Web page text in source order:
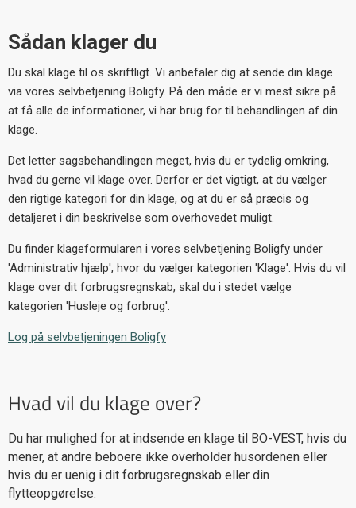
Sådan klager du
Du skal klage til os skriftligt. Vi anbefaler dig at sende din klage
via vores selvbetjening Boligfy. På den måde er vi mest sikre på
at få alle de informationer, vi har brug for til behandlingen af din
klage.
Det letter sagsbehandlingen meget, hvis du er tydelig omkring,
hvad du gerne vil klage over. Derfor er det vigtigt, at du vælger
den rigtige kategori for din klage, og at du er så præcis og
detaljeret i din beskrivelse som overhovedet muligt.
Du finder klageformularen i vores selvbetjening Boligfy under
'Administrativ hjælp', hvor du vælger kategorien 'Klage'. Hvis du vil
klage over dit forbrugsregnskab, skal du i stedet vælge
kategorien 'Husleje og forbrug'.
Log på selvbetjeningen Boligfy
Hvad vil du klage over?
Du har mulighed for at indsende en klage til BO-VEST, hvis du
mener, at andre beboere ikke overholder husordenen eller
hvis du er uenig i dit forbrugsregnskab eller din
flytteopgørelse.